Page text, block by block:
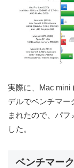
実際に、Mac mini
デルでベンチマー
まれたので、パフ
した。
ベンチマーク